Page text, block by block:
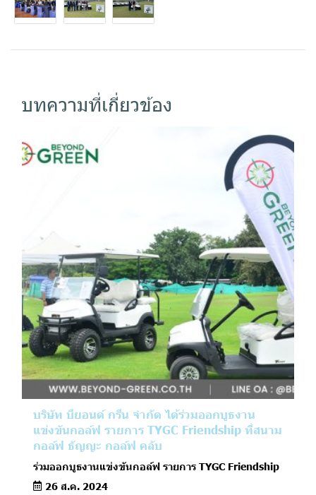
บทความที่เกี่ยวข้อง
บริษัท บียอนด์ กรีน จำกัด ได้ร่วมออกบูธงาน
แข่งขันกอล์ฟ รายการ TYGC Friendship ที่สนาม
กอล์ฟ ธัญญะ กอล์ฟ คลับ
ร่วมออกบูธงานแข่งขันกอล์ฟ รายการ TYGC Friendship
26 ส.ค. 2024